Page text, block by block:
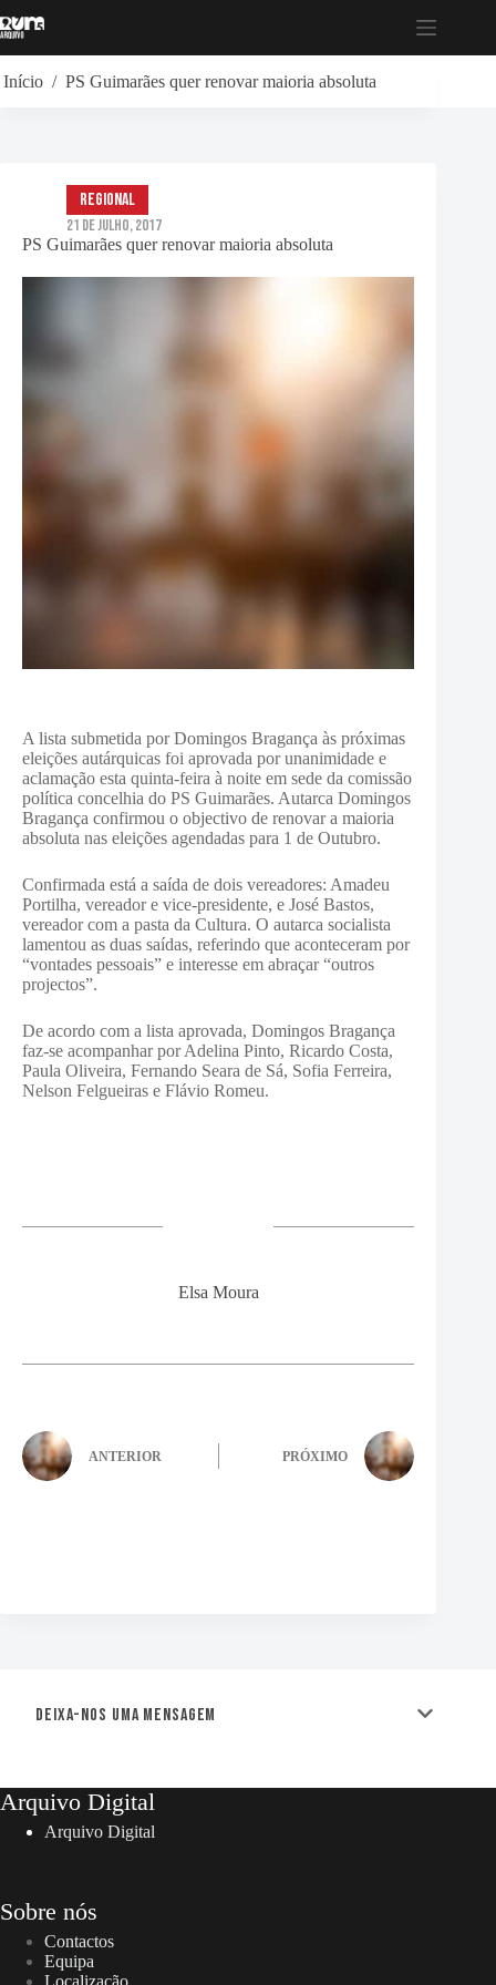
para
Início / PS Guimarães quer renovar maioria absoluta
PS Guimarães quer renovar maioria absoluta
Regional
21 de Julho, 2017
A lista submetida por Domingos Bragança às próximas
eleições autárquicas foi aprovada por unanimidade e
aclamação esta quinta-feira à noite em sede da comissão
política concelhia do PS Guimarães. Autarca Domingos
Bragança confirmou o objectivo de renovar a maioria
absoluta nas eleições agendadas para 1 de Outubro.
Confirmada está a saída de dois vereadores: Amadeu
Portilha, vereador e vice-presidente, e José Bastos,
vereador com a pasta da Cultura. O autarca socialista
lamentou as duas saídas, referindo que aconteceram por
“vontades pessoais” e interesse em abraçar “outros
projectos”.
De acordo com a lista aprovada, Domingos Bragança
faz-se acompanhar por Adelina Pinto, Ricardo Costa,
Paula Oliveira, Fernando Seara de Sá, Sofia Ferreira,
Nelson Felgueiras e Flávio Romeu.
Elsa Moura
ANTERIOR PRÓXIMO
Deixa-nos uma mensagem
Arquivo Digital
Arquivo Digital
Sobre nós
Contactos
Equipa
Localização